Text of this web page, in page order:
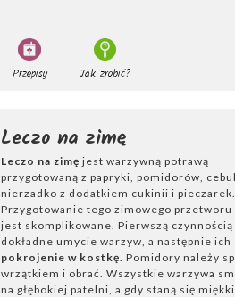
Przepisy Jak zrobić?
Leczo na zimę
Leczo na zimę jest warzywną potrawą
przygotowaną z papryki, pomidorów,
nierzadko z dodatkiem cukinii i pieczarek.
Przygotowanie tego zimowego przetworu
jest skomplikowane. Pierwszą
dokładne umycie warzyw, a następnie ich
pokrojenie w kostkę . Pomidory należy
wrzątkiem i obrać. Wszystkie warzywa
na głębokiej patelni, a gdy staną się